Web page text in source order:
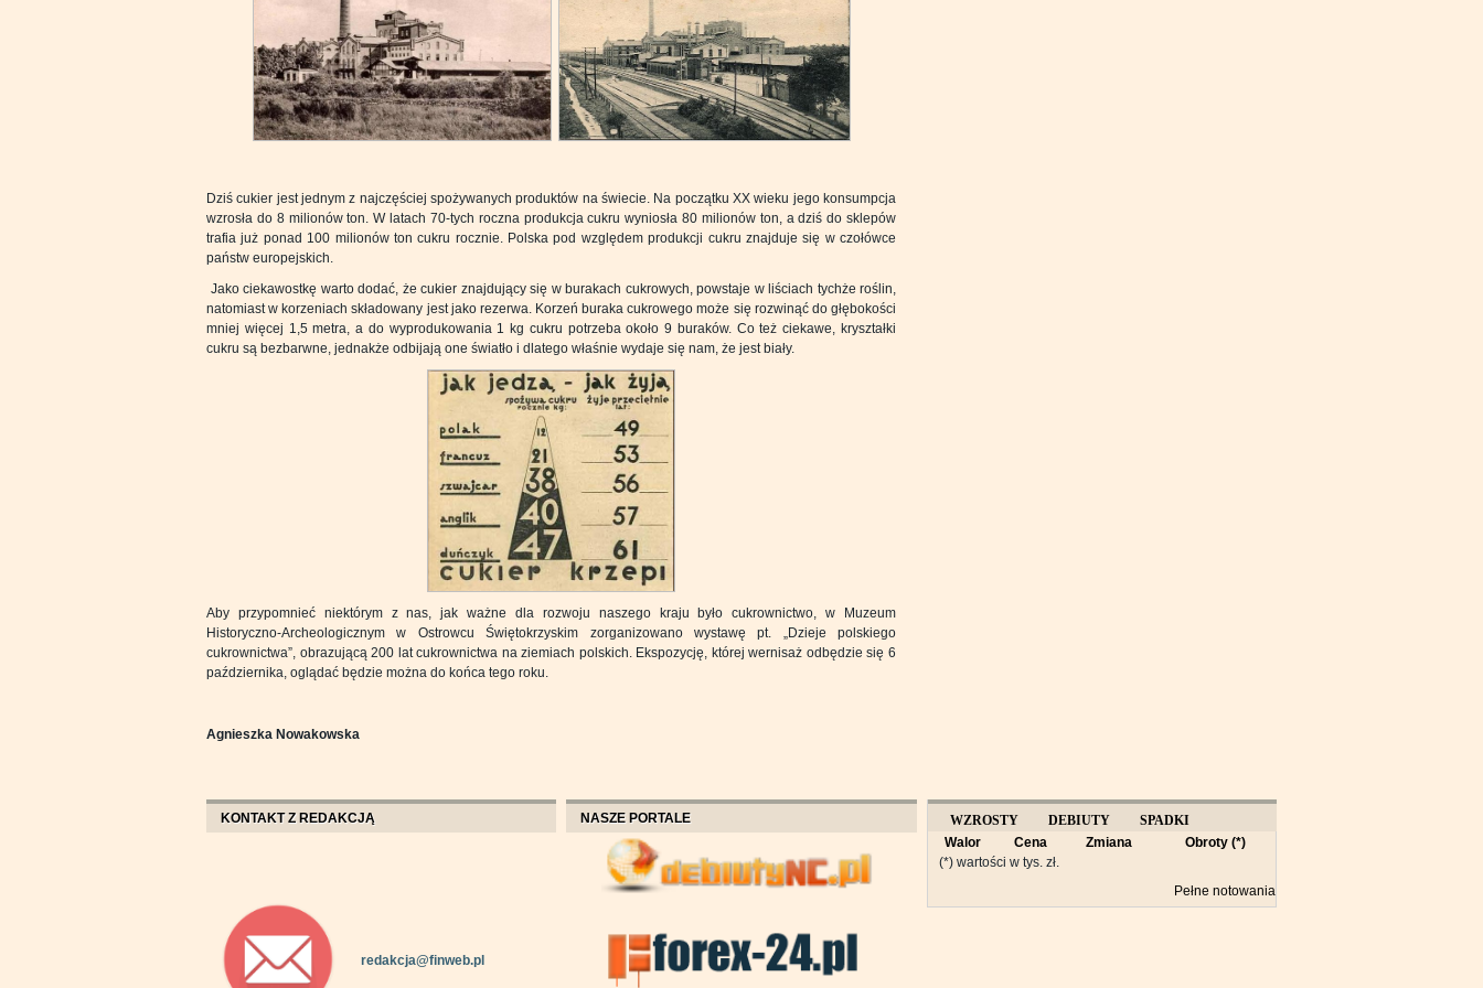
Dziś cukier jest jednym z najczęściej spożywanych produktów na świecie. Na początku XX wieku jego konsumpcja
wzrosła do 8 milionów ton. W latach 70-tych roczna produkcja cukru wyniosła 80 milionów ton, a dziś do sklepów
trafia już ponad 100 milionów ton cukru rocznie. Polska pod względem produkcji cukru znajduje się w czołówce
państw europejskich.
Jako ciekawostkę warto dodać, że cukier znajdujący się w burakach cukrowych, powstaje w liściach tychże roślin,
natomiast w korzeniach składowany jest jako rezerwa. Korzeń buraka cukrowego może się rozwinąć do głębokości
mniej więcej 1,5 metra, a do wyprodukowania 1 kg cukru potrzeba około 9 buraków. Co też ciekawe, kryształki
cukru są bezbarwne, jednakże odbijają one światło i dlatego właśnie wydaje się nam, że jest biały.
Aby przypomnieć niektórym z nas, jak ważne dla rozwoju naszego kraju było cukrownictwo, w Muzeum
Historyczno-Archeologicznym w Ostrowcu Świętokrzyskim zorganizowano wystawę pt. „Dzieje polskiego
cukrownictwa”, obrazującą 200 lat cukrownictwa na ziemiach polskich. Ekspozycję, której wernisaż odbędzie się 6
października, oglądać będzie można do końca tego roku.
Agnieszka Nowakowska
KONTAKT Z REDAKCJĄ
redakcja@finweb.pl
NASZE PORTALE WZROSTY DEBIUTY
SPADKI
OBROTY
Walor Cena Zmiana
Obroty (*)
(*) wartości w tys. zł.
Pełne notowania